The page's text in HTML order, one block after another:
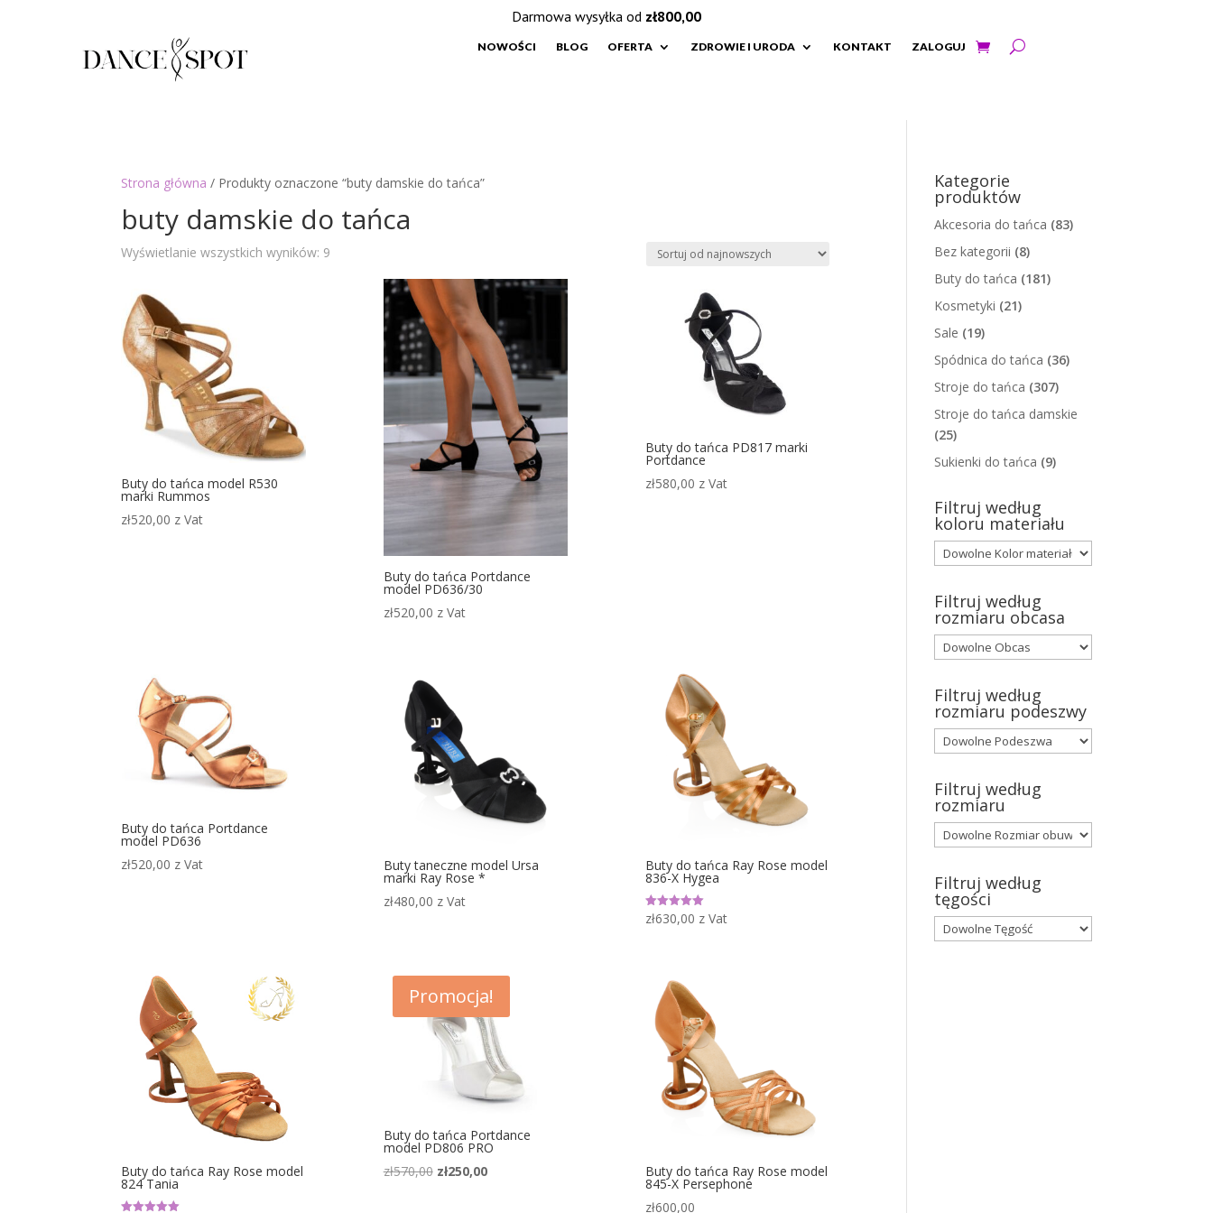
NOWOŚCI BLOG OFERTA ZDROWIE I URODA KONTAKT ZALOGUJ
Strona główna / Produkty oznaczone “buty damskie do tańca”
buty damskie do tańca
Wyświetlanie wszystkich wyników: 9
najnowszych
Buty do tańca model R530
marki Rummos
zł520,00 z Vat
Buty do tańca Portdance
model PD636/30
zł520,00 z Vat
Buty do tańca PD817 marki
Portdance
zł580,00 z Vat
Buty do tańca Portdance
model PD636
zł520,00 z Vat Buty taneczne model Ursa
marki Ray Rose *
zł480,00 z Vat
Buty do tańca Ray Rose model
836-X Hygea
Oceniono
5.00
zł630,00 z Vat
Buty do tańca Ray Rose model
824 Tania
Promocja!
Buty do tańca Portdance
model PD806 PRO
zł570,00 Pierwotna
zł250,00Aktualna
Buty do tańca Ray Rose model
845-X Persephone
zł600,00
Kategorie
produktów
Akcesoria do tańca (83)
Bez kategorii (8)
Buty do tańca (181)
Kosmetyki (21)
Sale (19)
Spódnica do tańca (36)
Stroje do tańca (307)
Stroje do tańca damskie
(25)
Sukienki do tańca (9)
Filtruj według
koloru materiału
Filtruj według
rozmiaru obcasa
Filtruj według
rozmiaru podeszwy
Filtruj według
rozmiaru
Filtruj według
tęgości
Darmowa wysyłka od zł800,00